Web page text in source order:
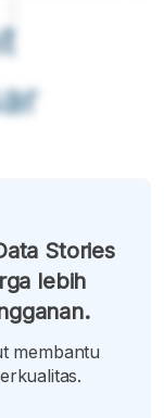
Stories
lebih
membantu